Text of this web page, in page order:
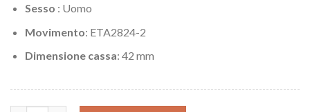
Sesso : Uomo
Movimento: ETA2824-2
Dimensione cassa: 42 mm